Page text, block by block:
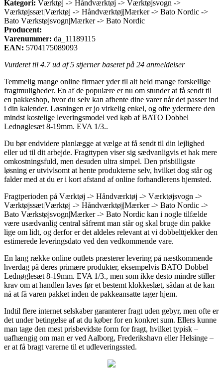
Kategori: Værktøj -> Håndværktøj -> Værktøjsvogn ->
Værktøjssæt|Værktøj -> Håndværktøj|Mærker -> Bato Nordic ->
Bato Værkstøjsvogn|Mærker -> Bato Nordic
Producent:
Varenummer: da_11189115
EAN: 5704175089093
Vurderet til 4.7ud af 5 stjerner baseret på 24 anmeldelser
Temmelig mange online firmaer yder til alt held mange forskellige
fragtmuligheder. En af de populære er nu om stunder at få sendt til
en pakkeshop, hvor du selv kan afhente dine varer når det passer ind
i din kalender. Løsningen er jo virkelig enkel, og ofte ydermere den
mindst kostelige leveringsmodel ved køb af BATO Dobbel
Lednøglesæt 8-19mm. EVA 1/3..
Du bør endvidere planlægge at vælge at få sendt til din lejlighed
eller ud til dit arbejde. Fragttypen viser sig sædvanligvis et hak mere
omkostningsfuld, men desuden ultra simpel. Den prisbilligste
løsning er utvivlsomt at hente produkterne selv, hvilket dog står og
falder med at du er i kort afstand af online forhandlerens hjemsted.
Fragtperioden på Værktøj -> Håndværktøj -> Værktøjsvogn ->
Værktøjssæt|Værktøj -> Håndværktøj|Mærker -> Bato Nordic ->
Bato Værkstøjsvogn|Mærker -> Bato Nordic kan i nogle tilfælde
være usædvanlig central såfremt man står og skal bruge din pakke
lige om lidt, og derfor er det aldeles relevant at vi dobbelttjekker den
estimerede leveringsdato ved den vedkommende vare.
En lang række online outlets præsterer levering på næstkommende
hverdag på deres primære produkter, eksempelvis BATO Dobbel
Lednøglesæt 8-19mm. EVA 1/3., men som ikke desto mindre stiller
krav om at handlen laves før et bestemt klokkeslæt, sådan at de kan
nå at få varen pakket inden de pakkeansatte tager hjem.
Indtil flere internet selskaber garanterer fragt uden gebyr, men ofte er
det under betingelse af at du køber for en konkret sum. Ellers kunne
man tage den mest prisbevidste form for fragt, hvilket typisk –
uafhængig om man er ved Aalborg, Frederikshavn eller Helsinge –
er at få bragt varerne til et udleveringssted.